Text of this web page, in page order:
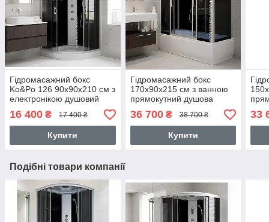
Гідромасажний бокс
Ko&Po 126 90x90х210 см з
електронікою душовий
бокс чорне скло душова
кабіна низьким піддоном
16 400 ₴ 17 400 ₴
Купити
Гідромасажний бокс
170х90х215 см з ванною
прямокутний душова
кабіна з електронікою
глибокий піддон
36 700₴ 38 700 ₴
Купити
з
33
Подібні товари компанії